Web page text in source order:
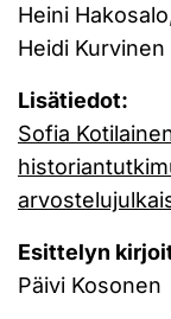
Heini
Heidi Kurvinen
Lisätiedot:
Sofia
Esittelyn
Päivi Kosonen